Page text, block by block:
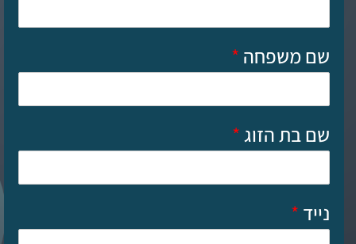
שם משפחה *
שם בת הזוג*
נייד *